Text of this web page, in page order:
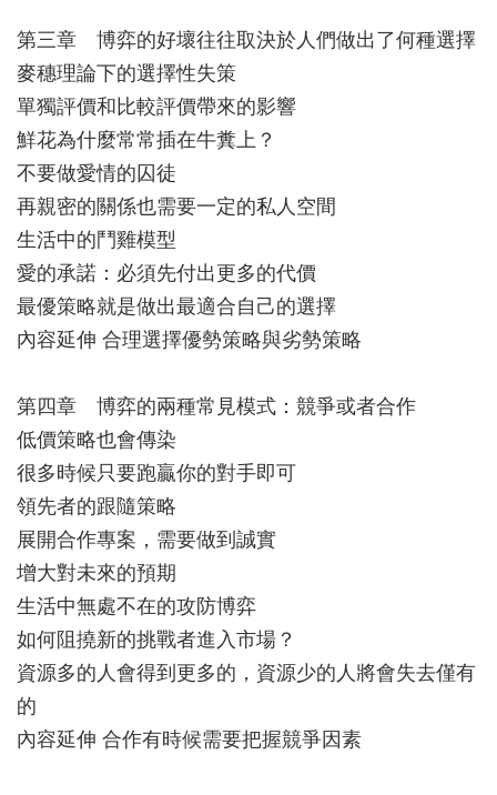
第三章 博弈的好壞往往取決於人們做出了何種選擇
麥穗理論下的選擇性失策
單獨評價和比較評價帶來的影響
鮮花為什麼常常插在牛糞上？
不要做愛情的囚徒
再親密的關係也需要一定的私人空間
生活中的鬥雞模型
愛的承諾：必須先付出更多的代價
最優策略就是做出最適合自己的選擇
內容延伸 合理選擇優勢策略與劣勢策略
第四章 博弈的兩種常見模式：競爭或者合作
低價策略也會傳染
很多時候只要跑贏你的對手即可
領先者的跟隨策略
展開合作專案，需要做到誠實
增大對未來的預期
生活中無處不在的攻防博弈
如何阻撓新的挑戰者進入市場？
資源多的人會得到更多的，資源少的人將會失去僅有
的
內容延伸 合作有時候需要把握競爭因素